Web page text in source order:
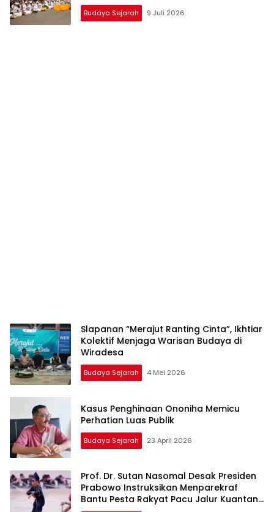
Budaya Sejarah 9 Juli 2026
Slapanan “Merajut Ranting Cinta”, Ikhtiar
Kolektif Menjaga Warisan Budaya di
Wiradesa
Budaya Sejarah 4 Mei 2026
Kasus Penghinaan Ononiha Memicu
Perhatian Luas Publik
Budaya Sejarah 23 April 2026
Prof. Dr. Sutan Nasomal Desak Presiden
Prabowo Instruksikan Menparekraf
Bantu Pesta Rakyat Pacu Jalur Kuantan